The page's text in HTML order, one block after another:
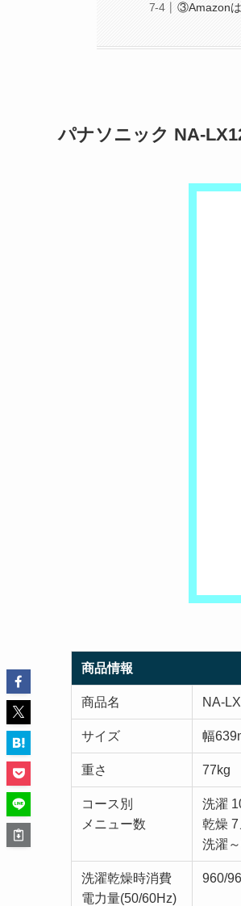
③Amazonは
パナソニック NA-
商品情報
商品名 NA-
サイズ 幅
重さ 77kg
コース別
メニュー数
洗濯
乾燥
洗濯
洗濯乾燥時消費
電力量(50/60Hz)
960/